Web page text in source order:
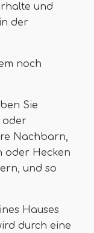
und
der
noch
Sie
oder
Nachbarn,
oder Hecken
und so
Hauses
durch eine